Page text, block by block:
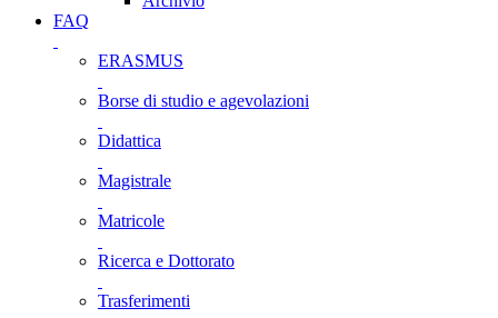
FAQ
ERASMUS
Borse di studio e agevolazioni
Didattica
Magistrale
Matricole
Ricerca e Dottorato
Trasferimenti